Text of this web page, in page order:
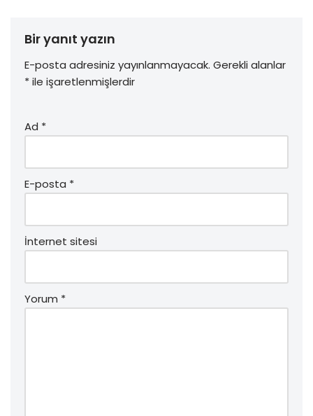
Bir yanıt yazın
E-posta adresiniz yayınlanmayacak. Gerekli alanlar
*ile işaretlenmişlerdir
Ad *
E-posta *
İnternet sitesi
Yorum *